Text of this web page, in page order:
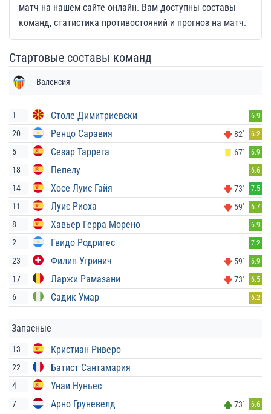
матч на нашем сайте онлайн. Вам доступны составы
команд, статистика противостояний и прогноз на матч.
Стартовые составы команд
Валенсия
1 Столе Димитриевски 6.9
20 Ренцо Саравия 82' 6.2
5 Сезар Таррега 67' 6.9
18 Пепелу 6.6
14 Хосе Луис Гайя 73' 7.5
11 Луис Риоха 59' 6.7
8 Хавьер Герра Морено 6.9
2 Гвидо Родригес 7.2
23 Филип Угринич 59' 6.9
17 Ларжи Рамазани 73' 6.5
6 Садик Умар 6.2
Запасные
13 Кристиан Риверо
22 Батист Сантамария
4 Унаи Нуньес
7 Арно Груневелд 73' 6.6